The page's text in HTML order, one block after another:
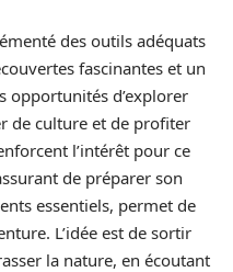
des outils adéquats
fascinantes et un
opportunités d’explorer
de culture et de profiter
l’intérêt pour ce
de préparer son
essentiels, permet de
L’idée est de sortir
la nature, en écoutant